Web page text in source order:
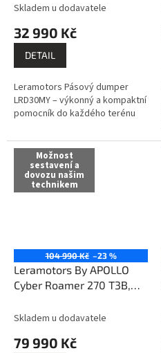
Skladem u dodavatele
32 990 Kč
DETAIL
Leramotors Pásový dumper
LRD30MY – výkonný a kompaktní
pomocník do každého terénu
Možnost
sestavení a
dovozu našim
technikem
104 990 Kč –23 %
Leramotors By APOLLO
Cyber Roamer 270 T3B,
Skladem u dodavatele
79 990 Kč